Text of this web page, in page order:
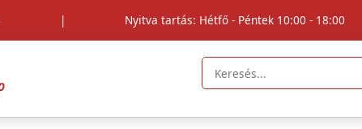
| Nyitva tartás: Hétfő - Péntek 10:00 - 18:00